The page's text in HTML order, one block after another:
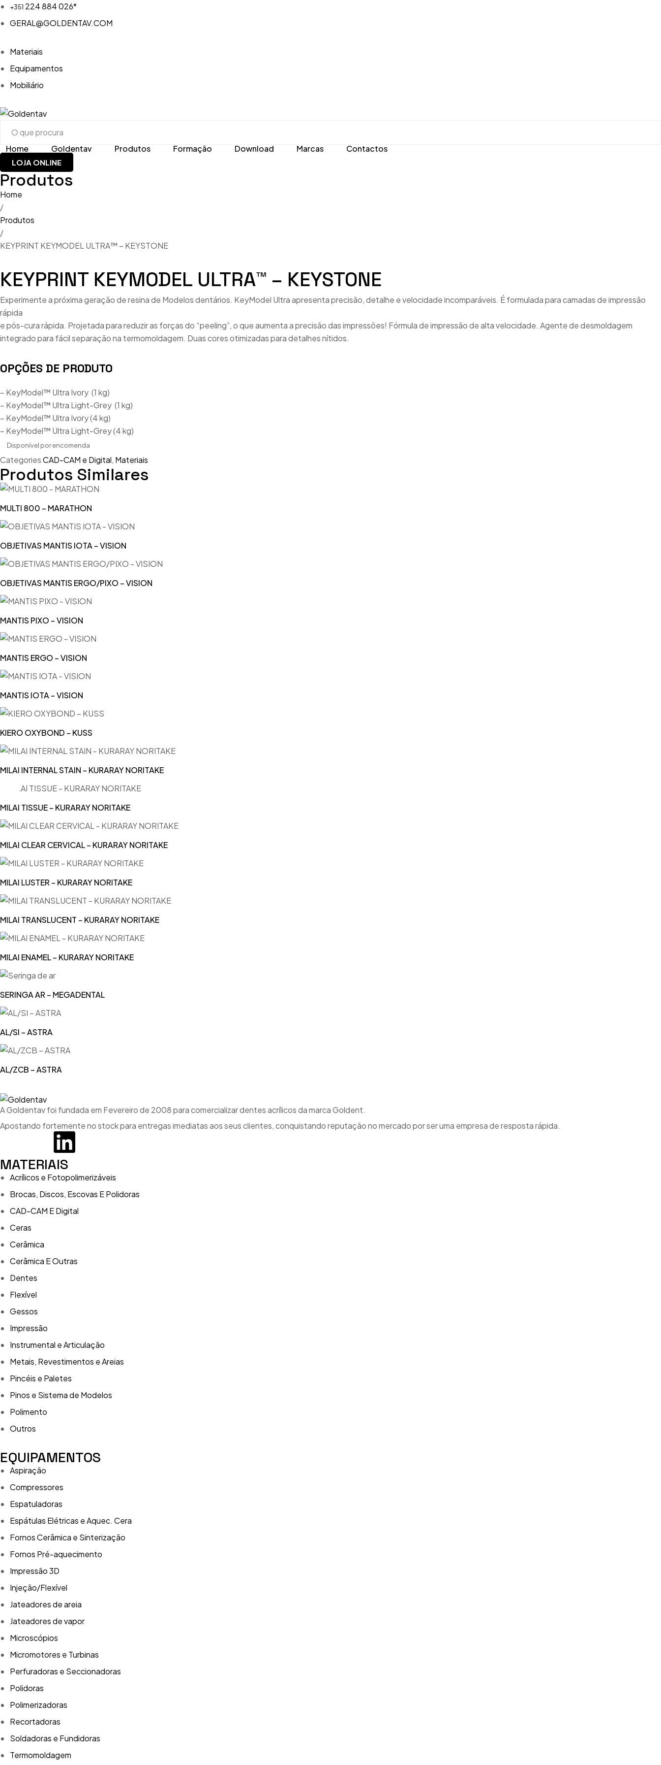
+351 224 884 026*
GERAL@GOLDENTAV.COM
Materiais
Equipamentos
Mobiliário
Home Goldentav Produtos
Ceras
Dentes
Gessos
Fornos Cerâmica e Sinterização
Fornos de Pré-Aquecimento
Impressão 3D
Injeção/Flexível
Formação Download Marcas Contactos
LOJA ONLINE
Produtos
Home
/
Produtos
/
KEYPRINT KEYMODEL ULTRA™ – KEYSTONE
KEYPRINT KEYMODEL ULTRA™ – KEYSTONE
Experimente a próxima geração de resina de Modelos dentários. KeyModel Ultra apresenta precisão, detalhe e velocidade incomparáveis. É formulada para camadas de impressão
rápida
e pós-cura rápida. Projetada para reduzir as forças do “peeling”, o que aumenta a precisão das impressões! Fórmula de impressão de alta velocidade. Agente de desmoldagem
integrado para fácil separação na termomoldagem. Duas cores otimizadas para detalhes nítidos.
OPÇÕES DE PRODUTO
– KeyModel™ Ultra Ivory (1 kg)
– KeyModel™ Ultra Light-Grey (1 kg)
– KeyModel™ Ultra Ivory (4 kg)
– KeyModel™ Ultra Light-Grey (4 kg)
Disponível por encomenda
CategoriesCAD-CAM e Digital, Materiais
Produtos Similares
MULTI 800 – MARATHON
OBJETIVAS MANTIS IOTA – VISION
OBJETIVAS MANTIS ERGO/PIXO – VISION
MANTIS PIXO – VISION
MANTIS ERGO – VISION
MANTIS IOTA – VISION
KIERO OXYBOND – KUSS
MILAI INTERNAL STAIN – KURARAY NORITAKE
MILAI TISSUE – KURARAY NORITAKE
MILAI CLEAR CERVICAL – KURARAY NORITAKE
MILAI LUSTER – KURARAY NORITAKE
MILAI TRANSLUCENT – KURARAY NORITAKE
MILAI ENAMEL – KURARAY NORITAKE
SERINGA AR – MEGADENTAL
AL/SI – ASTRA
AL/ZCB – ASTRA
A Goldentav foi fundada em Fevereiro de 2008 para comercializar dentes acrílicos da marca Goldent.
Apostando fortemente no stock para entregas imediatas aos seus clientes, conquistando reputação no mercado por ser uma empresa de resposta rápida.
MATERIAIS
Acrílicos e Fotopolimerizáveis
Brocas, Discos, Escovas E Polidoras
CAD-CAM E Digital
Ceras
Cerâmica
Cerâmica E Outras
Dentes
Flexível
Gessos
Impressão
Instrumental e Articulação
Metais, Revestimentos e Areias
Pincéis e Paletes
Pinos e Sistema de Modelos
Polimento
Outros
EQUIPAMENTOS
Aspiração
Compressores
Espatuladoras
Espátulas Elétricas e Aquec. Cera
Fornos Cerâmica e Sinterização
Fornos Pré-aquecimento
Impressão 3D
Injeção/Flexível
Jateadores de areia
Jateadores de vapor
Microscópios
Micromotores e Turbinas
Perfuradoras e Seccionadoras
Polidoras
Polimerizadoras
Recortadoras
Soldadoras e Fundidoras
Termomoldagem